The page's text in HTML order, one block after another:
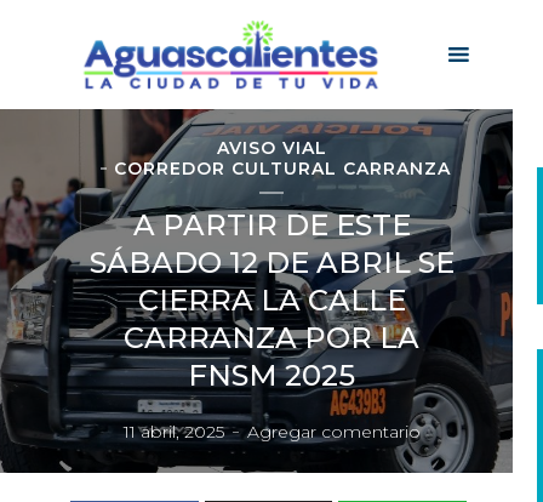
AVISO VIAL
CORREDOR CULTURAL CARRANZA
A PARTIR DE ESTE
SÁBADO 12 DE ABRIL SE
CIERRA LA CALLE
CARRANZA POR LA
FNSM 2025
11 abril, 2025 Agregar comentario